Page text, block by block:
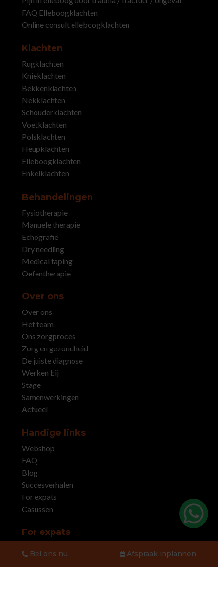
FAQ Elleboogklachten
Online consult elleboogklachten
Klachten
Rugklachten
Knieklachten
Bekkenklachten
Nekklachten
Schouderklachten
Voetklachten
Polsklachten
Heupklachten
Elleboogklachten
Enkelklachten
Behandelingen
Fysiotherapie
Manuele therapie
Echografie
Dry needling
Medical taping
Oefentherapie
Over ons
Over ons
Het team
Ons zorgproces
Zorg en gezondheid
De juiste diagnose
Werken bij
Stage
Samenwerkingen
Actueel
Handige links
Webshop
FAQ
Blog
Succesverhalen
For expats
Casussen
For expats
Healthinsurance expats
Bel ons nu Afspraak inplannen